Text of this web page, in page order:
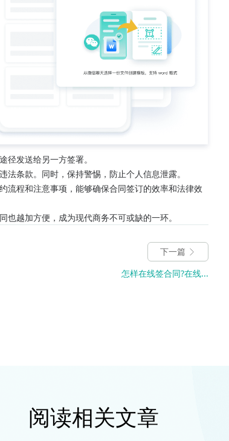
发送给另一方签署。
条款。同时，保持警惕，防止个人信息泄露。
流程和注意事项，能够确保合同签订的效率和法律效
越加方便，成为现代商务不可或缺的一环。
下一篇
怎样在线签合同?在线...
阅读相关文章